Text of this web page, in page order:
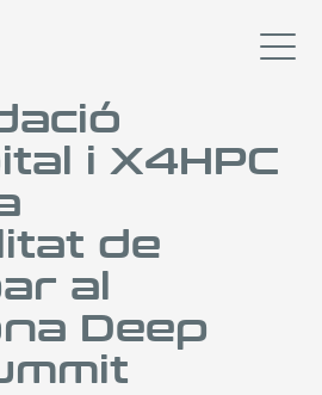
i X4HPC
de
al
Deep